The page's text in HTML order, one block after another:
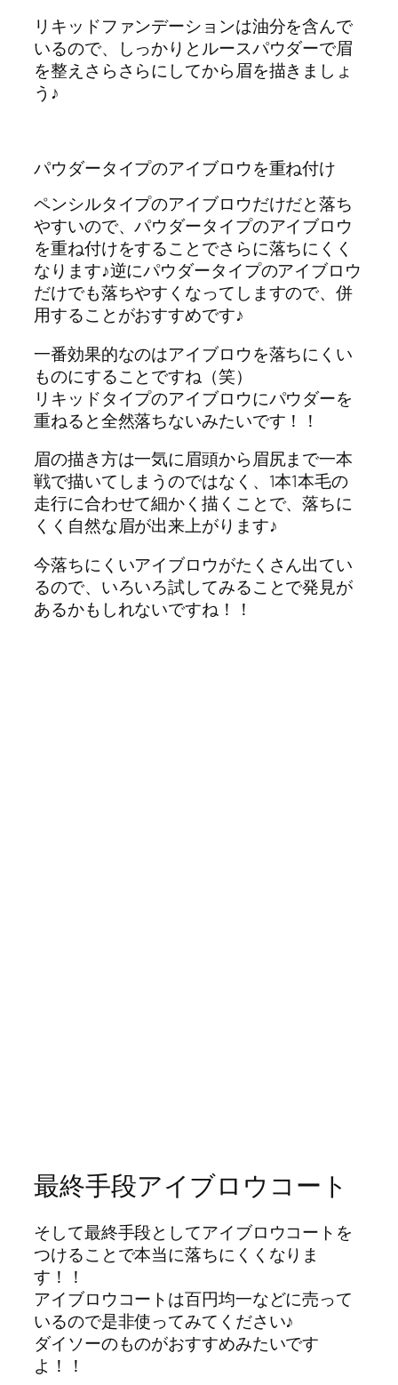
リキッドファンデーションは油分を含んで
いるので、しっかりとルースパウダーで眉
を整えさらさらにしてから眉を描きましょ
う♪
パウダータイプのアイブロウを重ね付け
ペンシルタイプのアイブロウだけだと落ち
やすいので、パウダータイプのアイブロウ
を重ね付けをすることでさらに落ちにくく
なります♪逆にパウダータイプのアイブロウ
だけでも落ちやすくなってしますので、併
用することがおすすめです♪
一番効果的なのはアイブロウを落ちにくい
ものにすることですね（笑）
リキッドタイプのアイブロウにパウダーを
重ねると全然落ちないみたいです！！
眉の描き方は一気に眉頭から眉尻まで一本
戦で描いてしまうのではなく、1本1本毛の
走行に合わせて細かく描くことで、落ちに
くく自然な眉が出来上がります♪
今落ちにくいアイブロウがたくさん出てい
るので、いろいろ試してみることで発見が
あるかもしれないですね！！
最終手段アイブロウコート
そして最終手段としてアイブロウコートを
つけることで本当に落ちにくくなりま
す！！
アイブロウコートは百円均一などに売って
いるので是非使ってみてください♪
ダイソーのものがおすすめみたいです
よ！！